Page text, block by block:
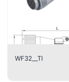
WF32__TI